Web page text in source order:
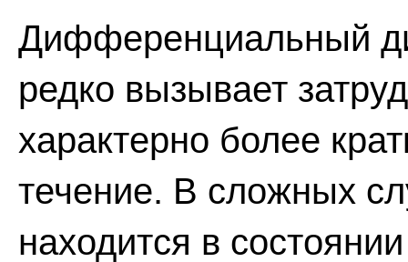
Дифференциальный
редко вызывает
характерно более
течение. В сложных
находится в